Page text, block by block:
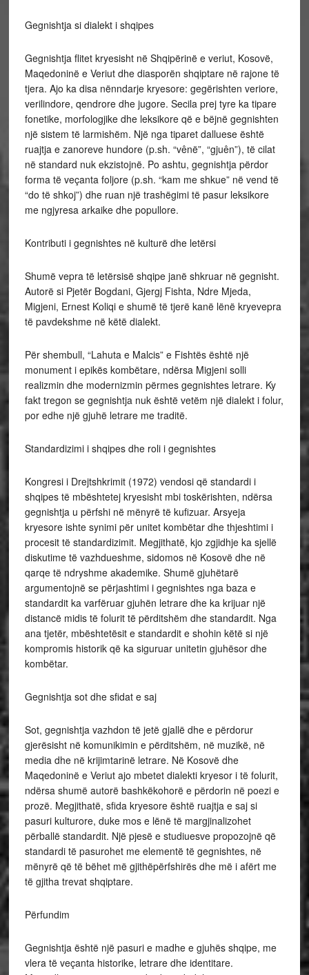
Gegnishtja si dialekt i shqipes
Gegnishtja flitet kryesisht në Shqipërinë e veriut, Kosovë,
Maqedoninë e Veriut dhe diasporën shqiptare në rajone të
tjera. Ajo ka disa nënndarje kryesore: gegërishten veriore,
verilindore, qendrore dhe jugore. Secila prej tyre ka tipare
fonetike, morfologjike dhe leksikore që e bëjnë gegnishten
një sistem të larmishëm. Një nga tiparet dalluese është
ruajtja e zanoreve hundore (p.sh. “vênë”, “gjuên”), të cilat
në standard nuk ekzistojnë. Po ashtu, gegnishtja përdor
forma të veçanta foljore (p.sh. “kam me shkue” në vend të
“do të shkoj”) dhe ruan një trashëgimi të pasur leksikore
me ngjyresa arkaike dhe popullore.
Kontributi i gegnishtes në kulturë dhe letërsi
Shumë vepra të letërsisë shqipe janë shkruar në gegnisht.
Autorë si Pjetër Bogdani, Gjergj Fishta, Ndre Mjeda,
Migjeni, Ernest Koliqi e shumë të tjerë kanë lënë kryevepra
të pavdekshme në këtë dialekt.
Për shembull, “Lahuta e Malcis” e Fishtës është një
monument i epikës kombëtare, ndërsa Migjeni solli
realizmin dhe modernizmin përmes gegnishtes letrare. Ky
fakt tregon se gegnishtja nuk është vetëm një dialekt i folur,
por edhe një gjuhë letrare me traditë.
Standardizimi i shqipes dhe roli i gegnishtes
Kongresi i Drejtshkrimit (1972) vendosi që standardi i
shqipes të mbështetej kryesisht mbi toskërishten, ndërsa
gegnishtja u përfshi në mënyrë të kufizuar. Arsyeja
kryesore ishte synimi për unitet kombëtar dhe thjeshtimi i
procesit të standardizimit. Megjithatë, kjo zgjidhje ka sjellë
diskutime të vazhdueshme, sidomos në Kosovë dhe në
qarqe të ndryshme akademike. Shumë gjuhëtarë
argumentojnë se përjashtimi i gegnishtes nga baza e
standardit ka varfëruar gjuhën letrare dhe ka krijuar një
distancë midis të folurit të përditshëm dhe standardit. Nga
ana tjetër, mbështetësit e standardit e shohin këtë si një
kompromis historik që ka siguruar unitetin gjuhësor dhe
kombëtar.
Gegnishtja sot dhe sfidat e saj
Sot, gegnishtja vazhdon të jetë gjallë dhe e përdorur
gjerësisht në komunikimin e përditshëm, në muzikë, në
media dhe në krijimtarinë letrare. Në Kosovë dhe
Maqedoninë e Veriut ajo mbetet dialekti kryesor i të folurit,
ndërsa shumë autorë bashkëkohorë e përdorin në poezi e
prozë. Megjithatë, sfida kryesore është ruajtja e saj si
pasuri kulturore, duke mos e lënë të margjinalizohet
përballë standardit. Një pjesë e studiuesve propozojnë që
standardi të pasurohet me elementë të gegnishtes, në
mënyrë që të bëhet më gjithëpërfshirës dhe më i afërt me
të gjitha trevat shqiptare.
Përfundim
Gegnishtja është një pasuri e madhe e gjuhës shqipe, me
vlera të veçanta historike, letrare dhe identitare.